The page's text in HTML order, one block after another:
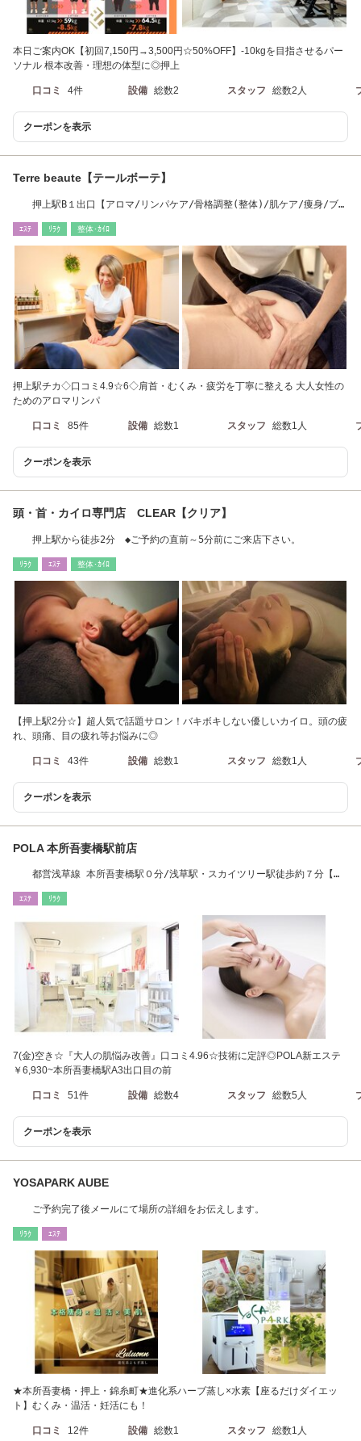
本日ご案内OK【初回7,150円→3,500円☆50%OFF】-10kgを目指させるパー
ソナル 根本改善・理想の体型に◎押上
口コミ 4件 設備 総数2 スタッフ 総数2人
クーポンを表示
Terre beaute【テールボーテ】
押上駅B１出口【アロマ/リンパケア/骨格調整(整体)/肌ケア/痩身/ブラ
ｴｽﾃ ﾘﾗｸ 整体･ｶｲﾛ
押上駅チカ◇口コミ4.9☆6◇肩首・むくみ・疲労を丁寧に整える 大人女性の
ためのアロマリンパ
口コミ 85件 設備 総数1 スタッフ 総数1人
クーポンを表示
頭・首・カイロ専門店 CLEAR【クリア】
押上駅から徒歩2分 ◆ご予約の直前～5分前にご来店下さい。
ﾘﾗｸ ｴｽﾃ 整体･ｶｲﾛ
【押上駅2分☆】超人気で話題サロン！バキボキしない優しいカイロ。頭の疲
れ、頭痛、目の疲れ等お悩みに◎
口コミ 43件 設備 総数1 スタッフ 総数1人
クーポンを表示
POLA 本所吾妻橋駅前店
都営浅草線 本所吾妻橋駅０分/浅草駅・スカイツリー駅徒歩約７分【ハ
ｴｽﾃ ﾘﾗｸ
7(金)空き☆『大人の肌悩み改善』口コミ4.96☆技術に定評◎POLA新エステ
￥6,930~本所吾妻橋駅A3出口目の前
口コミ 51件 設備 総数4 スタッフ 総数5人
クーポンを表示
YOSAPARK AUBE
ご予約完了後メールにて場所の詳細をお伝えします。
ﾘﾗｸ ｴｽﾃ
★本所吾妻橋・押上・錦糸町★進化系ハーブ蒸し×水素【座るだけダイエッ
ト】むくみ・温活・妊活にも！
口コミ 12件 設備 総数1 スタッフ 総数1人